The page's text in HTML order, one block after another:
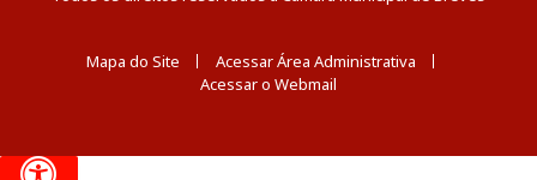
Mapa do Site
Acessar Área Administrativa
Acessar o Webmail